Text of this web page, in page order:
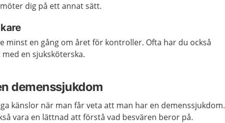
dig på ett annat sätt.
minst en gång om året för kontroller. Ofta har du också
en sjuksköterska.
demenssjukdom
känslor när man får veta att man har en demenssjukdom.
vara en lättnad att förstå vad besvären beror på.